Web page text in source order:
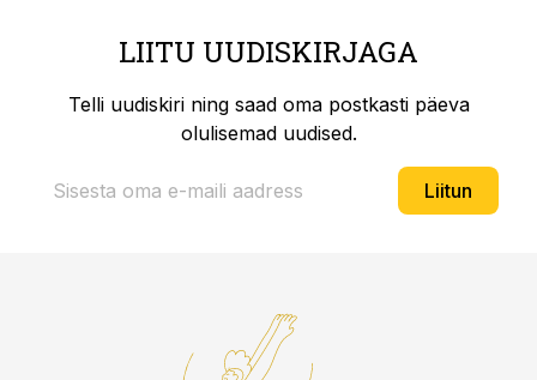
LIITU UUDISKIRJAGA
Telli uudiskiri ning saad oma postkasti päeva
olulisemad uudised.
Liitun